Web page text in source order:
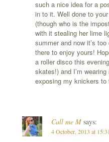
such a nice idea for a
in to it. Well done to
(though who is the
with it stealing her lime
summer and now it’s
there to enjoy yours!
a roller disco this
skates!) and I’m
exposing my knickers
Call me M says:
4 October, 2013 at